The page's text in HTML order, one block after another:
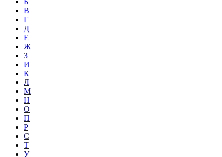
Б
В
Г
Д
Е
Ж
З
И
К
Л
М
Н
О
П
Р
С
Т
У